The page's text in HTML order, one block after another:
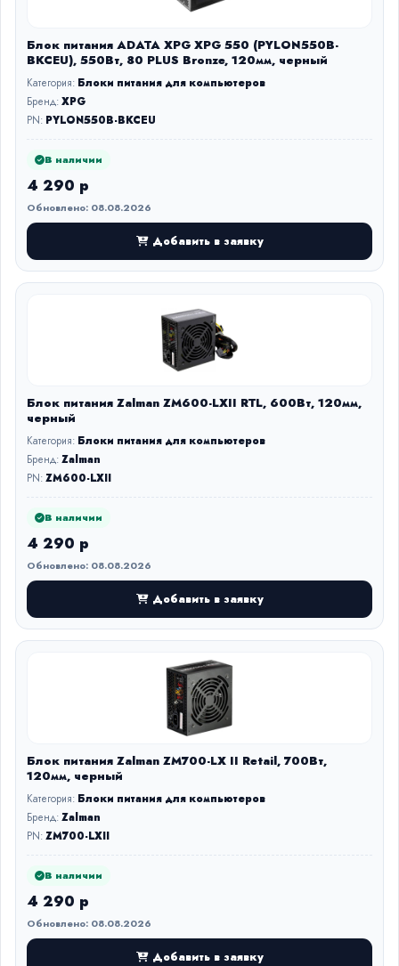
Блок питания ADATA XPG XPG 550 (PYLON550B-
BKCEU), 550Вт, 80 PLUS Bronze, 120мм, черный
Категория: Блоки питания для компьютеров
Бренд:XPG
PN: PYLON550B-BKCEU
В наличии
4 290 р
Обновлено: 08.08.2026
Добавить в заявку
Блок питания Zalman ZM600-LXII RTL, 600Вт, 120мм,
черный
Категория: Блоки питания для компьютеров
Бренд:Zalman
PN:ZM600-LXII
В наличии
4 290 р
Обновлено: 08.08.2026
Добавить в заявку
Блок питания Zalman ZM700-LX II Retail, 700Вт,
120мм, черный
Категория: Блоки питания для компьютеров
Бренд:Zalman
PN:ZM700-LXII
В наличии
4 290 р
Обновлено: 08.08.2026
Добавить в заявку